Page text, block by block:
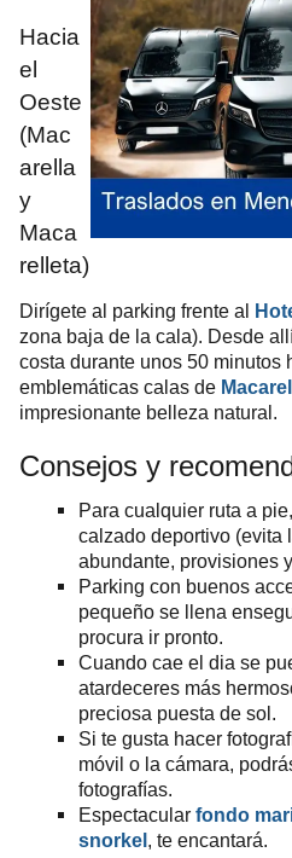
Hacia
el
Oeste
(Mac
arella
y
Maca
relleta)
Dirígete al parking frente al
zona baja de la cala). Desde
costa durante unos 50 minutos
emblemáticas calas de
impresionante belleza natural .
Consejos y
Para cualquier ruta a
calzado deportivo (evita
abundante, provisiones
Parking con buenos
pequeño se llena
procura ir pronto.
Cuando cae el dia se
atardeceres más
preciosa puesta de sol.
Si te gusta hacer
móvil o la cámara,
fotografías.
Espectacular fondo
snorkel , te encantará.